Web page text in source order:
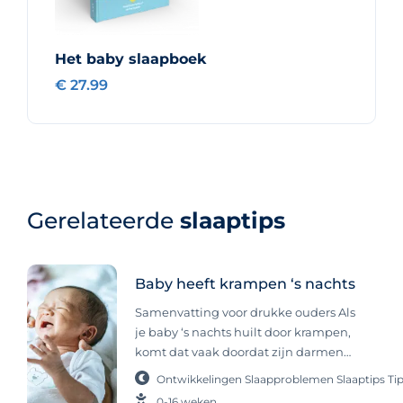
Het baby slaapboek
€ 27.99
Gerelateerde slaaptips
Baby heeft krampen ‘s nachts
Samenvatting voor drukke ouders Als
je baby ‘s nachts huilt door krampen,
komt dat vaak doordat zijn darmen
nog in ontwikkeling zijn en moeten
wennen aan voeding via de mond.
Ontwikkelingen Slaapproblemen Slaaptips